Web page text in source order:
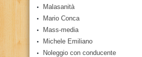
Malasanità
Mario Conca
Mass-media
Michele Emiliano
Noleggio con conducente